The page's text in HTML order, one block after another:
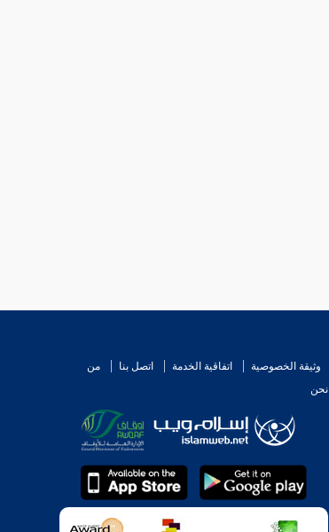
وثيقة الخصوصية اتفاقية الخدمة اتصل بنا
من
نحن